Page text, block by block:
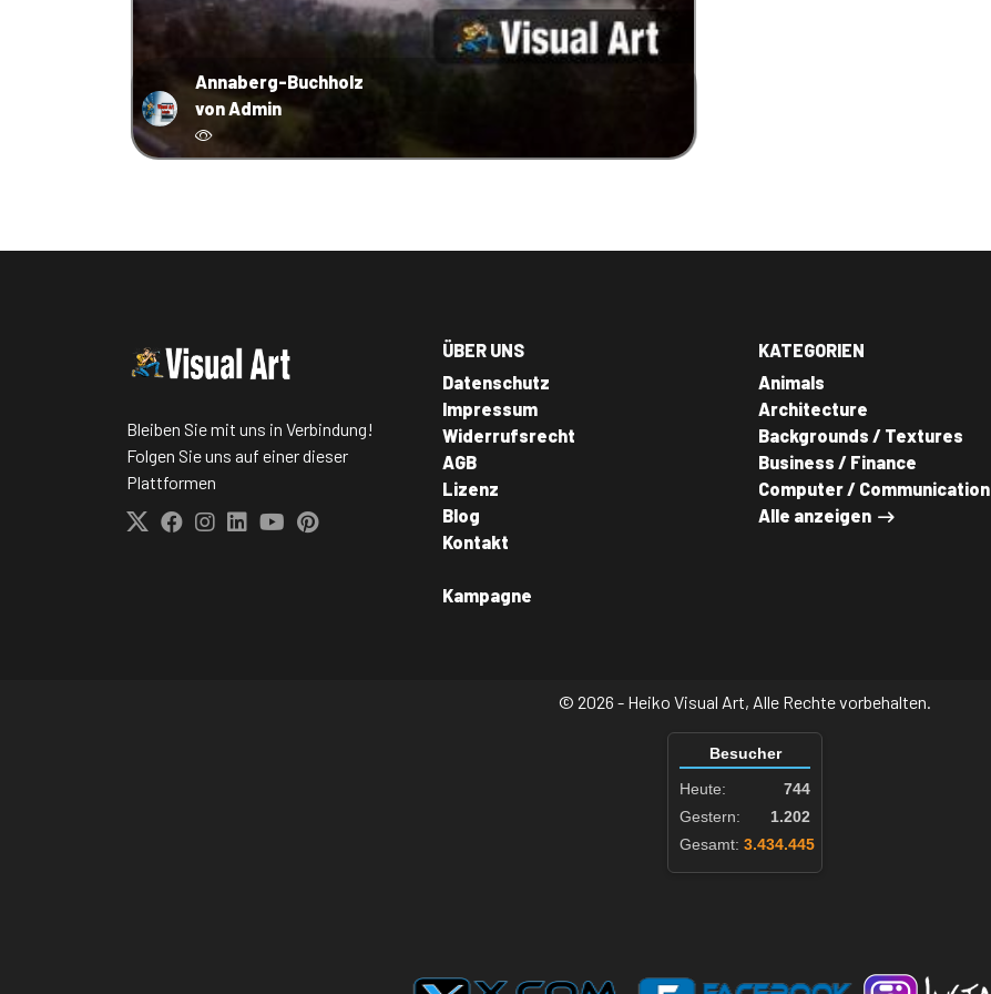
Annaberg-Buchholz
von Admin
Bleiben Sie mit uns in Verbindung!
Folgen Sie uns auf einer dieser
Plattformen
ÜBER UNS
Datenschutz
Impressum
Widerrufsrecht
AGB
Lizenz
Blog
Kontakt
Kampagne
KATEGORIEN
Animals
Architecture
Backgrounds / Textures
Business / Finance
Computer / Communication
Alle anzeigen
© 2026 - Heiko Visual Art, Alle Rechte vorbehalten.
Besucher
Heute:
744
Gestern:
1.202
Gesamt: 3.434.445